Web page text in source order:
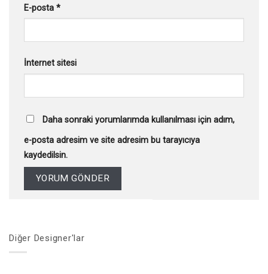
E-posta *
İnternet sitesi
Daha sonraki yorumlarımda kullanılması için adım,
e-posta adresim ve site adresim bu tarayıcıya
kaydedilsin.
Diğer Designer'lar